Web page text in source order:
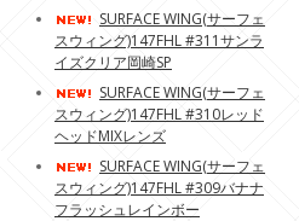
SURFACE WING(サーフェ
スウィング)147FHL #311サンラ
イズクリア岡崎SP
SURFACE WING(サーフェ
スウィング)147FHL #310レッド
ヘッドMIXレンズ
SURFACE WING(サーフェ
スウィング)147FHL #309バナナ
フラッシュレインボー